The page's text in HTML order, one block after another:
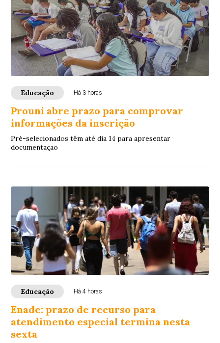
Educação Há 3 horas
Prouni abre prazo para comprovar
informações da inscrição
Pré-selecionados têm até dia 14 para apresentar
documentação
Educação Há 4 horas
Enade: prazo de recurso para
atendimento especial termina nesta
sexta